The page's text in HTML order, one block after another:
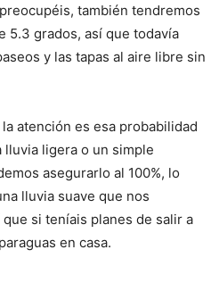
también tendremos
5.3 grados, así que todavía
y las tapas al aire libre sin
atención es esa probabilidad
lluvia ligera o un simple
asegurarlo al 100%, lo
lluvia suave que nos
si teníais planes de salir a
en casa.